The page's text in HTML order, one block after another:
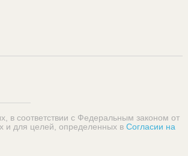
в соответствии с Федеральным законом от
и для целей, определенных в Согласии на